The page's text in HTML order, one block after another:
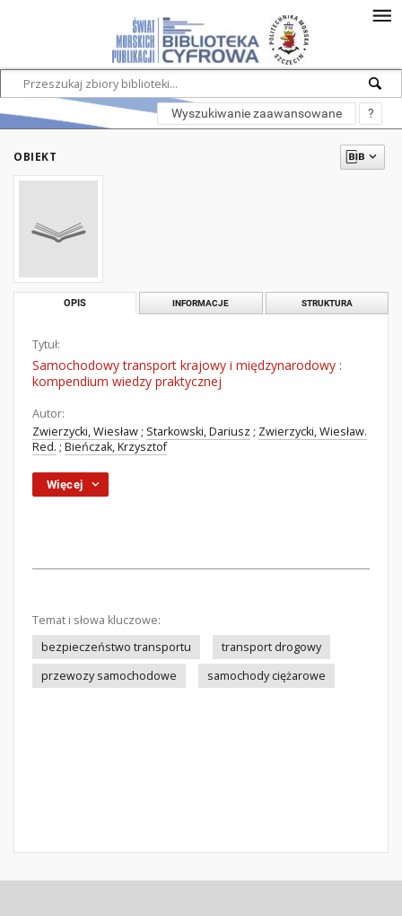
Wyszukiwanie zaawansowane ?
OBIEKT
OPIS INFORMACJE STRUKTURA
Tytuł:
Samochodowy transport krajowy i międzynarodowy :
kompendium wiedzy praktycznej
Autor:
Zwierzycki, Wiesław ; Starkowski, Dariusz ; Zwierzycki, Wiesław.
Red. ; Bieńczak, Krzysztof
Więcej
Temat i słowa kluczowe:
bezpieczeństwo transportu
transport drogowy
przewozy samochodowe
samochody ciężarowe